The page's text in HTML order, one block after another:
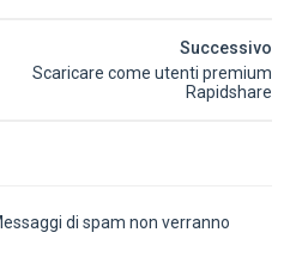
Successivo
Scaricare come utenti premium
Rapidshare
di spam non verranno